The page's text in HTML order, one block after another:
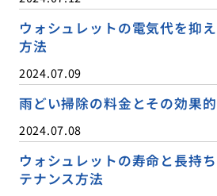
ウォシュレットの電気代を抑
方法
2024.07.09
雨どい掃除の料金とその効果
2024.07.08
ウォシュレットの寿命と長持
テナンス方法